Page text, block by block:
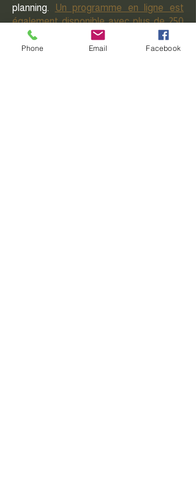
planning.
Un programme en ligne est
également disponible avec plus de 250
idées d'enrichissements.
Phone Email Facebook